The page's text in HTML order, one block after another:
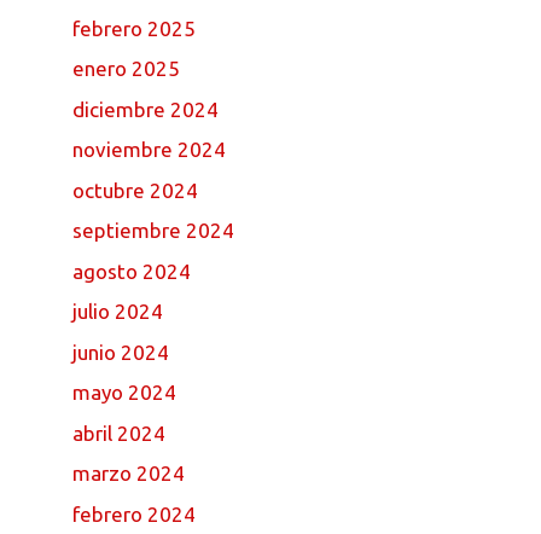
febrero 2025
enero 2025
diciembre 2024
noviembre 2024
octubre 2024
septiembre 2024
agosto 2024
julio 2024
junio 2024
mayo 2024
abril 2024
marzo 2024
febrero 2024